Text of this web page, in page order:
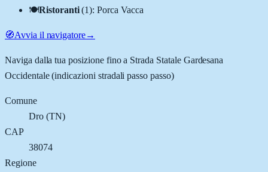
🍽️Ristoranti (1):Porca Vacca
🧭Avvia il navigatore→
Naviga dalla tua posizione fino a Strada Statale Gardesana
Occidentale(indicazioni stradali passo passo)
Comune
Dro(TN)
CAP
38074
Regione